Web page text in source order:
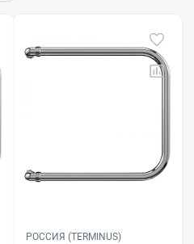
РОССИЯ (TERMINUS)